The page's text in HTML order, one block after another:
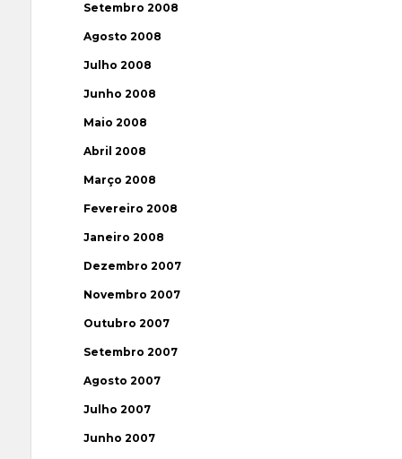
Setembro 2008
Agosto 2008
Julho 2008
Junho 2008
Maio 2008
Abril 2008
Março 2008
Fevereiro 2008
Janeiro 2008
Dezembro 2007
Novembro 2007
Outubro 2007
Setembro 2007
Agosto 2007
Julho 2007
Junho 2007